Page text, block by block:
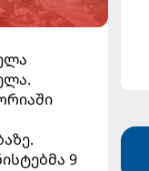
9